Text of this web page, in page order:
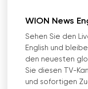
WION News
Sehen Sie den
English und
den neuesten
Sie diesen TV-
und sofortigen